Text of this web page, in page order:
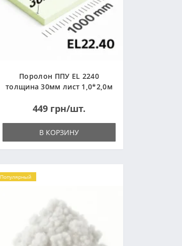
Поролон ППУ EL 2240
толщина 30мм лист 1,0*2,0м
449 грн/шт.
В КОРЗИНУ
Популярный